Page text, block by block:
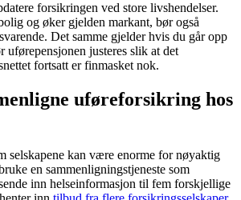
forsikringen ved store livshendelser.
og øker gjelden markant, bør også
Det samme gjelder hvis du går opp
uførepensjonen justeres slik at det
fortsatt er finmasket nok.
uføreforsikring hos
selskapene kan være enorme for nøyaktig
en sammenligningstjeneste som
inn helseinformasjon til fem forskjellige